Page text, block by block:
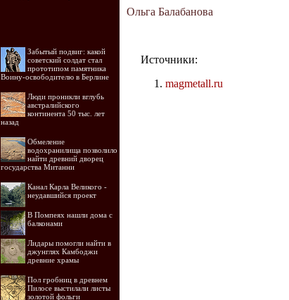
Забытый подвиг: какой
советский солдат стал
прототипом памятника
Воину-освободителю в Берлине
Люди проникли вглубь
австралийского
континента 50 тыс. лет
назад
Обмеление
водохранилища позволило
найти древний дворец
государства Митанни
Канал Карла Великого -
неудавшийся проект
В Помпеях нашли дома с
балконами
Лидары помогли найти в
джунглях Камбоджи
древние храмы
Пол гробниц в древнем
Пилосе выстилали листы
золотой фольги
Ольга Балабанова
Источники:
magmetall.ru